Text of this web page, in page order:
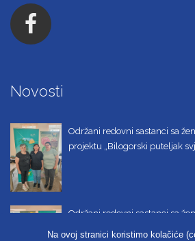
Na ovoj stranici koristimo kolačiće
Novosti
Održani redovni sastanci sa
projektu „Bilogorski puteljak
Održani redovni sastanci sa
projektu „Bilogorski puteljak